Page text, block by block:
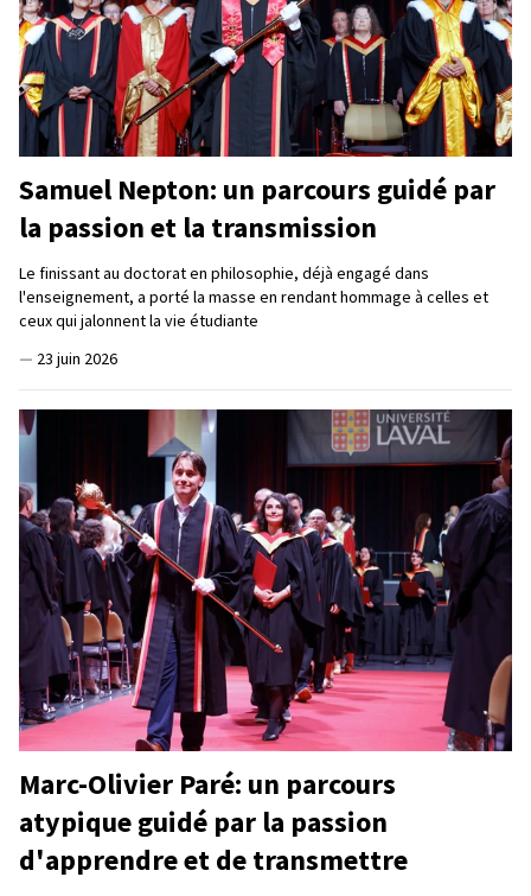
Samuel Nepton: un parcours guidé par
la passion et la transmission
Le finissant au doctorat en philosophie, déjà engagé dans
l'enseignement, a porté la masse en rendant hommage à celles et
ceux qui jalonnent la vie étudiante
— 23 juin 2026
Marc-Olivier Paré: un parcours
atypique guidé par la passion
d'apprendre et de transmettre